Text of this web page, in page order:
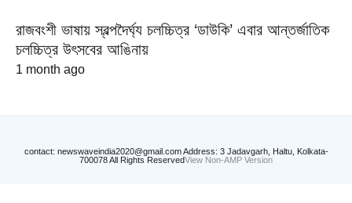
রাজবংশী ভাষায় স্বল্পদৈর্ঘ্য চলচ্চিত্র ‘ডাউকি’ এবার আন্তর্জাতিক
চলচ্চিত্র উৎসবের আঙিনায়
1 month ago
contact: newswaveindia2020@gmail.com Address: 3 Jadavgarh, Haltu, Kolkata-
700078 All Rights ReservedView Non-AMP Version